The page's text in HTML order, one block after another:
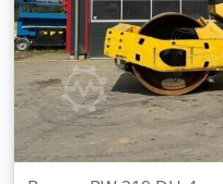
intervalos; palanca
pantalla multifunción que
funcionamiento;
parada de emergencia;
compartimento de
conductor ajustable;
protección antivandálica;